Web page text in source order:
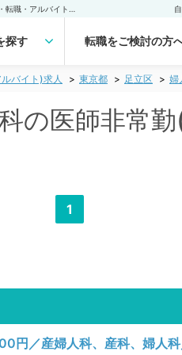
探す 転職をご検討の方
バイト)求人 東京都 足立区 婦
の医師非常
1
円／産婦人科、産科、婦人